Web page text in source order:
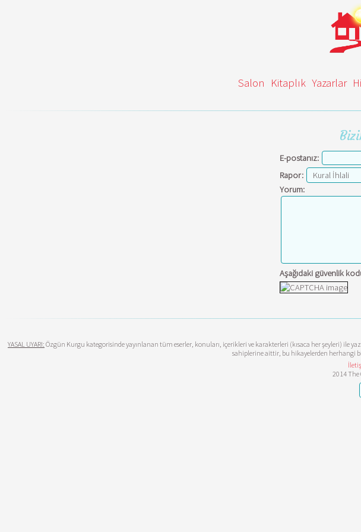
Salon Kitaplık Yazarlar
E-postanız:
Rapor:
Yorum:
Aşağıdaki güvenlik
YASAL UYARI: Özgün Kurgu kategorisinde yayınlanan tüm eserler, konuları, içerikleri ve karakterleri (kısaca her şeyleri)
sahiplerine aittir, bu hikayelerden herhangi
2014 The